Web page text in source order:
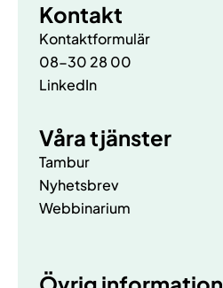
Kontakt
Kontaktformulär
08-30 28 00
LinkedIn
Våra tjänster
Tambur
Nyhetsbrev
Webbinarium